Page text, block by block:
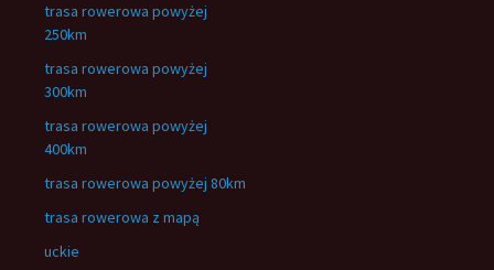
trasa rowerowa powyżej
250km
trasa rowerowa powyżej
300km
trasa rowerowa powyżej
400km
trasa rowerowa powyżej 80km
trasa rowerowa z mapą
uckie